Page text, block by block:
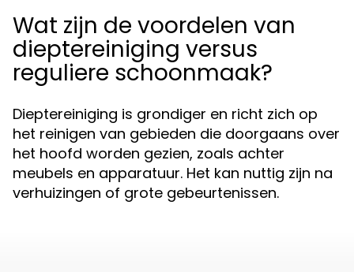
Wat zijn de voordelen van
dieptereiniging versus
reguliere schoonmaak?
Dieptereiniging is grondiger en richt zich op
het reinigen van gebieden die doorgaans over
het hoofd worden gezien, zoals achter
meubels en apparatuur. Het kan nuttig zijn na
verhuizingen of grote gebeurtenissen.